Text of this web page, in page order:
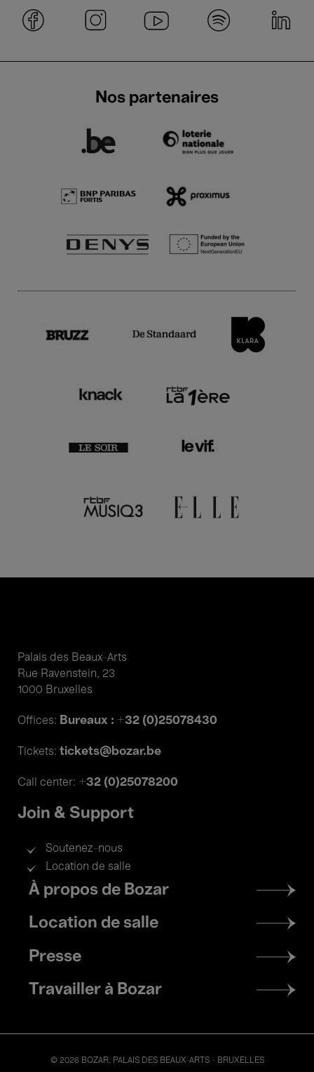
Nos partenaires
Palais des Beaux-Arts
Rue Ravenstein, 23
1000 Bruxelles
Offices: Bureaux : +32 (0)25078430
Tickets: tickets@bozar.be
Call center: +32 (0)25078200
Join & Support
Soutenez-nous
Location de salle
Footer
menu
À propos de Bozar
Location de salle
Presse
Travailler à Bozar
© 2026 BOZAR. PALAIS DES BEAUX-ARTS - BRUXELLES